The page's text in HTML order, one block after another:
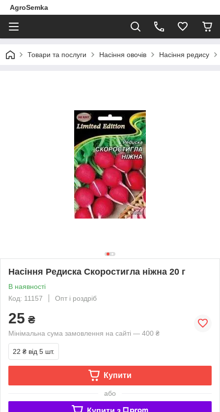
AgroSemka
Товари та послуги Насіння овочів Насіння редису
Насіння Редиска Скоростигла ніжна 20 г
В наявності
Код: 11157
Опт і роздріб
25 ₴
Мінімальна сума замовлення на сайті — 400 ₴
22 ₴ від 5 шт.
Купити
або